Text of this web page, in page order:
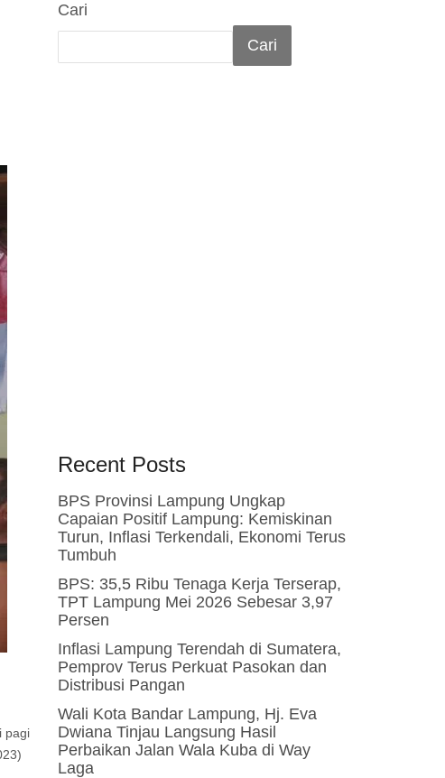
pagi
Cari
Cari
Recent Posts
BPS Provinsi Lampung Ungkap
Capaian Positif Lampung: Kemiskinan
Turun, Inflasi Terkendali, Ekonomi Terus
Tumbuh
BPS: 35,5 Ribu Tenaga Kerja Terserap,
TPT Lampung Mei 2026 Sebesar 3,97
Persen
Inflasi Lampung Terendah di Sumatera,
Pemprov Terus Perkuat Pasokan dan
Distribusi Pangan
Wali Kota Bandar Lampung, Hj. Eva
Dwiana Tinjau Langsung Hasil
Perbaikan Jalan Wala Kuba di Way
Laga